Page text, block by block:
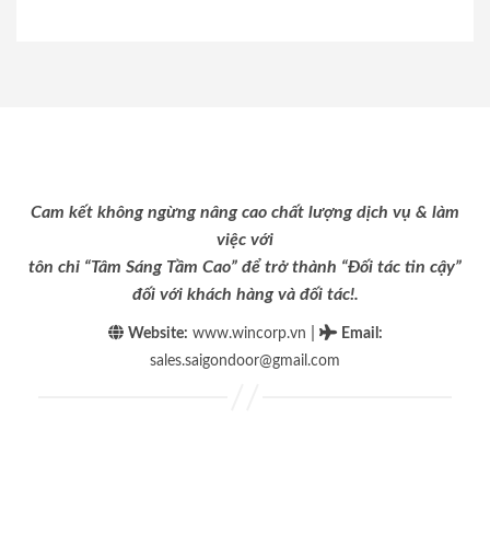
Cam kết không ngừng nâng cao chất lượng dịch vụ & làm
việc với
tôn chỉ “Tâm Sáng Tầm Cao” để trở thành “Đối tác tin cậy”
đối với khách hàng và đối tác!.
Website: www.wincorp.vn Email :
sales.saigondoor@gmail.com